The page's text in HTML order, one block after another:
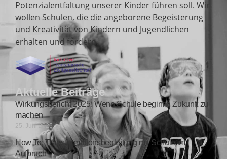
Potenzialentfaltung unserer Kinder führen soll. Wir
wollen Schulen, die die angeborene Begeisterung
und Kreativität von Kindern und Jugendlichen
erhalten und fördern.
Aktuelle Beiträge
Wirkungsbericht 2025: Wenn Schule beginnt, Zukunft zu
machen
25. Juni 2026
How To: Transformationsbegleitung mit Schule im
Aufbruch